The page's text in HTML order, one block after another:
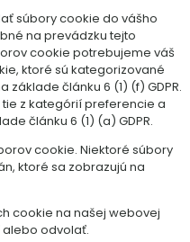
súbory cookie do vášho
na prevádzku tejto
cookie potrebujeme váš
ktoré sú kategorizované
článku 6 (1) (f) GDPR.
z kategórií preferencie a
článku 6 (1) (a) GDPR.
cookie. Niektoré súbory
ktoré sa zobrazujú na
cookie na našej webovej
odvolať.